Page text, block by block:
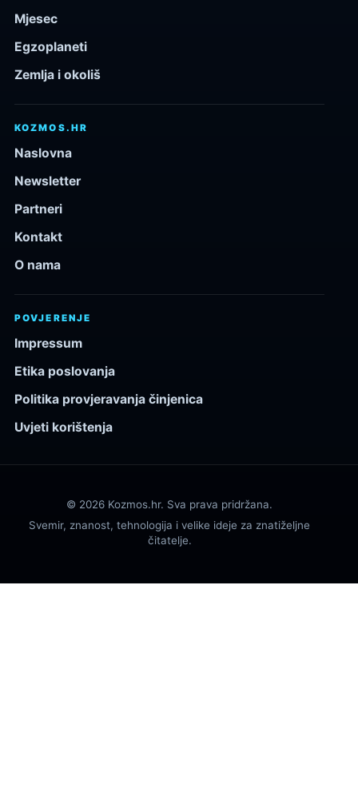
Mjesec
Egzoplaneti
Zemlja i okoliš
KOZMOS.HR
Naslovna
Newsletter
Partneri
Kontakt
O nama
POVJERENJE
Impressum
Etika poslovanja
Politika provjeravanja činjenica
Uvjeti korištenja
© 2026 Kozmos.hr. Sva prava pridržana.
Svemir, znanost, tehnologija i velike ideje za znatiželjne
čitatelje.